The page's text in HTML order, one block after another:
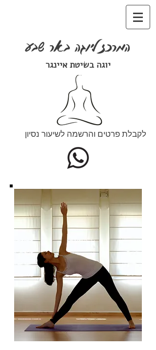
המרכז ליוגה באר שבע
יוגה בשיטת איינגר
לקבלת פרטים והרשמה לשיעור נסיון